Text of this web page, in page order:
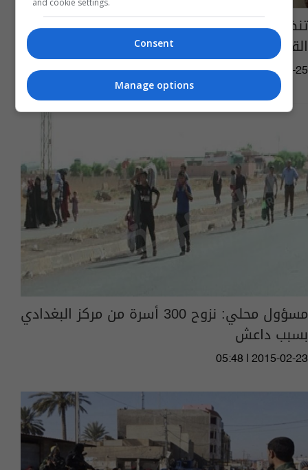
تنظيم مهرجان لتوثيق انجازات أدباء الخالص في
القرن التاسع عشر
05:46 | 2015-04-25
مسؤول محلي: نزوح 300 أسرة من مركز البغدادي
بسبب داعش
05:48 | 2015-02-23
and cookie settings.
Consent
Manage options